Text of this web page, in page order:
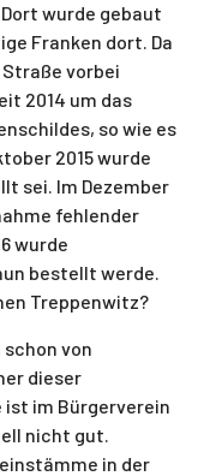
wurde gebaut
Franken dort. Da
vorbei
2014 um das
so wie es
2015 wurde
sei. Im Dezember
fehlender
wurde
bestellt werde.
Treppenwitz?
von
dieser
im Bürgerverein
nicht gut.
in der